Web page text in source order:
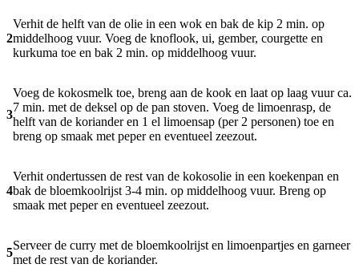
2
Verhit de helft van de olie in een wok en bak de kip 2 min. op
middelhoog vuur. Voeg de knoflook, ui, gember, courgette en
kurkuma toe en bak 2 min. op middelhoog vuur.
3
Voeg de kokosmelk toe, breng aan de kook en laat op laag vuur ca.
7 min. met de deksel op de pan stoven. Voeg de limoenrasp, de
helft van de koriander en 1 el limoensap (per 2 personen) toe en
breng op smaak met peper en eventueel zeezout.
4
Verhit ondertussen de rest van de kokosolie in een koekenpan en
bak de bloemkoolrijst 3-4 min. op middelhoog vuur. Breng op
smaak met peper en eventueel zeezout.
5
Serveer de curry met de bloemkoolrijst en limoenpartjes en garneer
met de rest van de koriander.